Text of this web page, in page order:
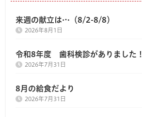
来週の献立は…（8/2-8/8）
2026年8月1日
令和8年度 歯科検診がありました！
2026年7月31日
8月の給食だより
2026年7月31日